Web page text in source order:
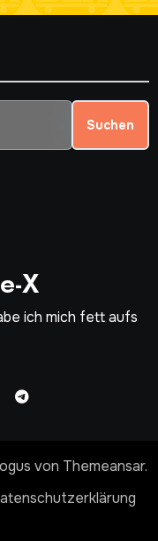
Suchen
X
ich mich fett aufs
von Themeansar.